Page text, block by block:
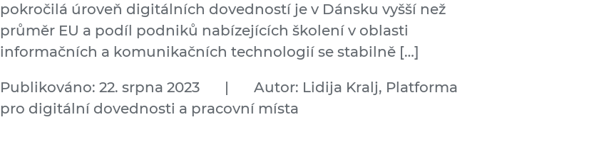
pokročilá úroveň digitálních dovedností je v Dánsku vyšší než
průměr EU a podíl podniků nabízejících školení v oblasti
informačních a komunikačních technologií se stabilně […]
Publikováno: 22. srpna 2023 |
Autor: Lidija Kralj, Platforma
pro digitální dovednosti a pracovní místa